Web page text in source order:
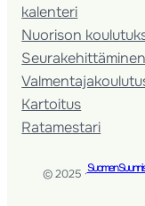
kalenteri
Nuorison
Seura­kehittäminen
Kartoitus
Ratamestari
© 2025 ·Suomen